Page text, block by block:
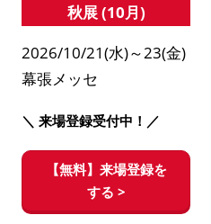
秋展 (10月)
2026/10/21(水)～23(金)
幕張メッセ
＼ 来場登録受付中！／
【無料】来場登録を
する >